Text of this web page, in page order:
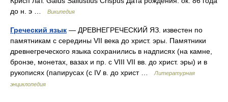
до н. э …
Википедия
Греческий язык — ДРЕВНЕГРЕЧЕСКИЙ ЯЗ. известен по
памятникам с середины VII века до христ. эры. Памятники
древнегреческого языка сохранились в надписях (на камне,
бронзе, монетах, вазах и пр. с VIII VII вв. до христ. эры) и в
рукописях (папирусах (с IV в. до христ …
Литературная
энциклопедия